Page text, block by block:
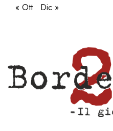
« Ott Dic »